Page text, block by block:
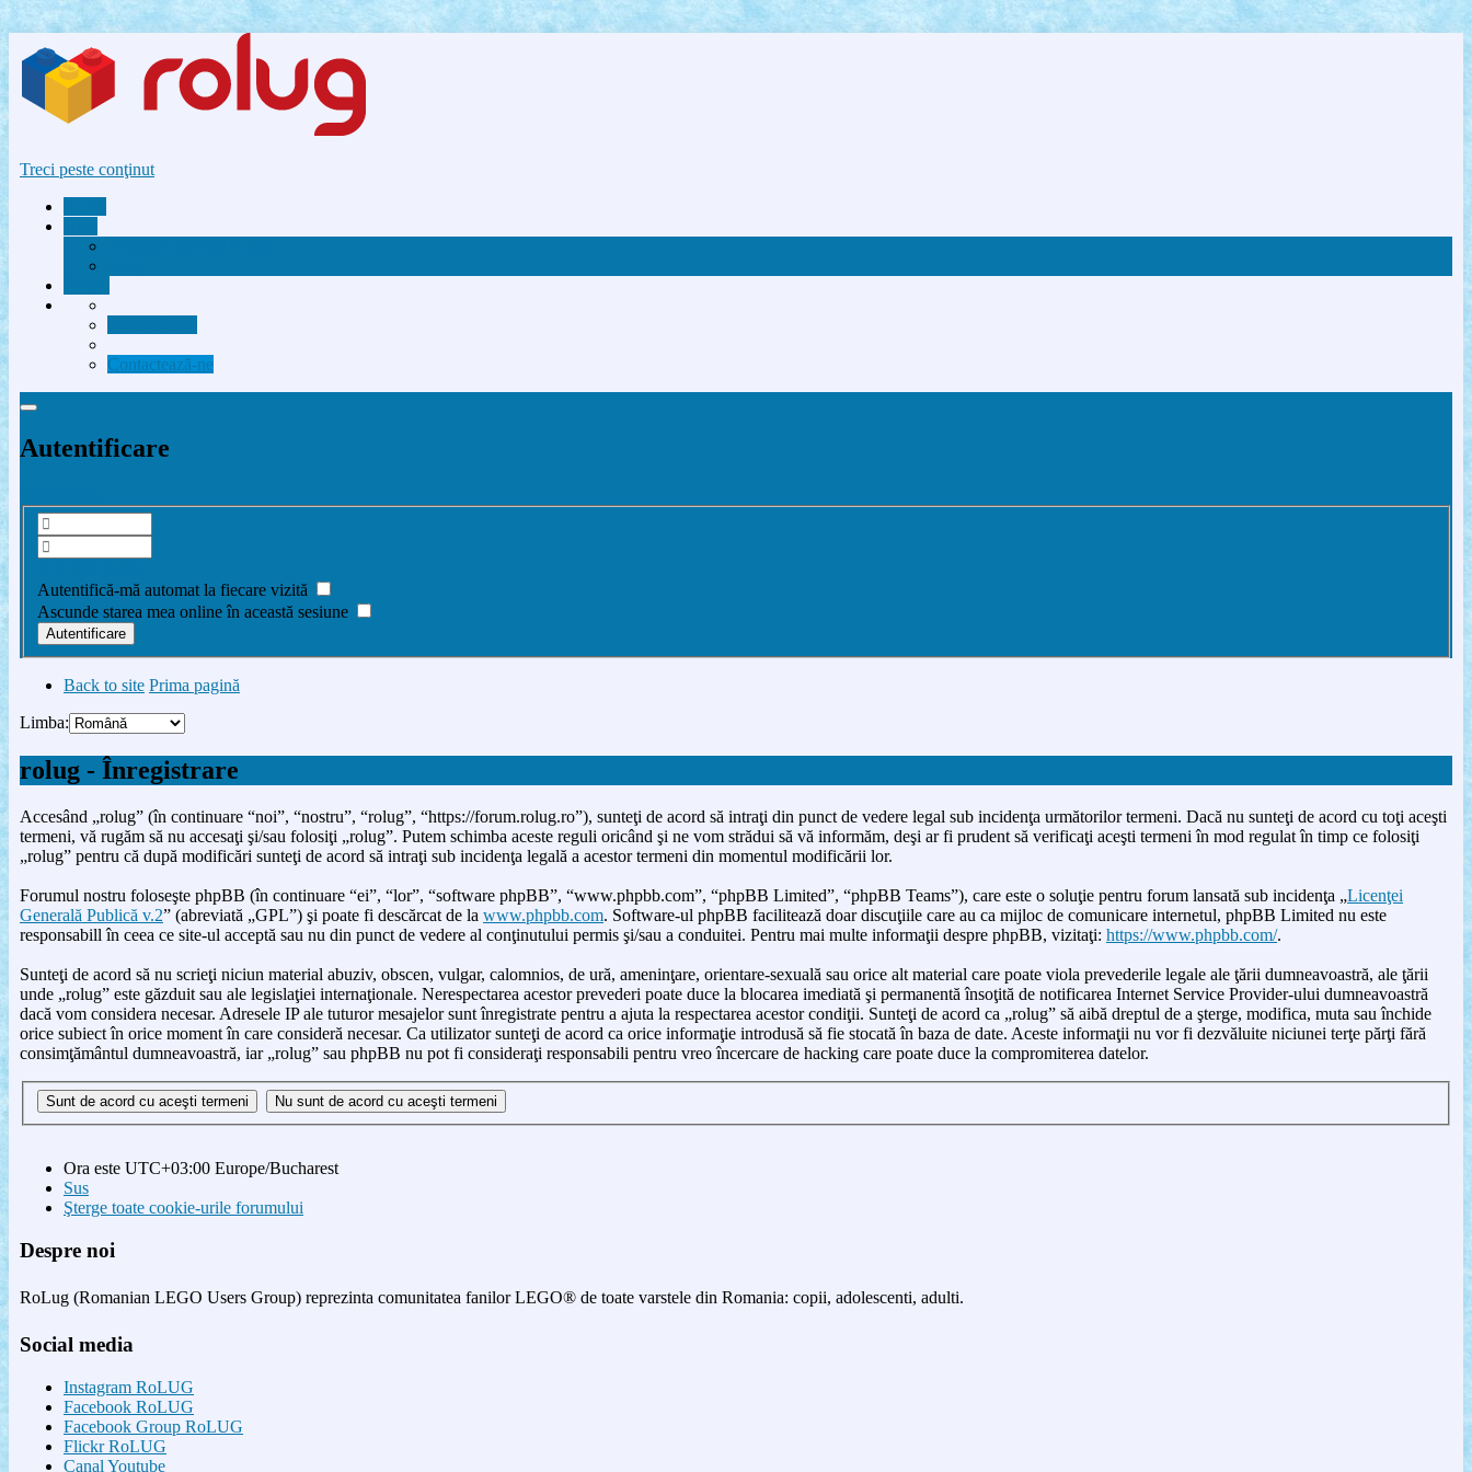
Treci peste conţinut
Contactează-ne
Autentificare
Autentifică-mă automat la fiecare vizită
Ascunde starea mea online în această sesiune
Back to site Prima pagină
Limba:
rolug - Înregistrare
Accesând „rolug” (în continuare “noi”, “nostru”, “rolug”, “https://forum.rolug.ro”), sunteţi de acord să intraţi din punct de vedere legal sub incidenţa următorilor termeni. Dacă nu sunteţi de acord cu toţi aceşti
termeni, vă rugăm să nu accesaţi şi/sau folosiţi „rolug”. Putem schimba aceste reguli oricând şi ne vom strădui să vă informăm, deşi ar fi prudent să verificaţi aceşti termeni în mod regulat în timp ce folosiţi
„rolug” pentru că după modificări sunteţi de acord să intraţi sub incidenţa legală a acestor termeni din momentul modificării lor.
Forumul nostru foloseşte phpBB (în continuare “ei”, “lor”, “software phpBB”, “www.phpbb.com”, “phpBB Limited”, “phpBB Teams”), care este o soluţie pentru forum lansată sub incidenţa „Licenţei
Generală Publică v.2” (abreviată „GPL”) şi poate fi descărcat de la www.phpbb.com. Software-ul phpBB facilitează doar discuţiile care au ca mijloc de comunicare internetul, phpBB Limited nu este
responsabill în ceea ce site-ul acceptă sau nu din punct de vedere al conţinutului permis şi/sau a conduitei. Pentru mai multe informaţii despre phpBB, vizitaţi: https://www.phpbb.com/.
Sunteţi de acord să nu scrieţi niciun material abuziv, obscen, vulgar, calomnios, de ură, ameninţare, orientare-sexuală sau orice alt material care poate viola prevederile legale ale ţării dumneavoastră, ale ţării
unde „rolug” este găzduit sau ale legislaţiei internaţionale. Nerespectarea acestor prevederi poate duce la blocarea imediată şi permanentă însoţită de notificarea Internet Service Provider-ului dumneavoastră
dacă vom considera necesar. Adresele IP ale tuturor mesajelor sunt înregistrate pentru a ajuta la respectarea acestor condiţii. Sunteţi de acord ca „rolug” să aibă dreptul de a şterge, modifica, muta sau închide
orice subiect în orice moment în care consideră necesar. Ca utilizator sunteţi de acord ca orice informaţie introdusă să fie stocată în baza de date. Aceste informaţii nu vor fi dezvăluite niciunei terţe părţi fără
consimţământul dumneavoastră, iar „rolug” sau phpBB nu pot fi consideraţi responsabili pentru vreo încercare de hacking care poate duce la compromiterea datelor.
Ora este UTC+03:00 Europe/Bucharest
Sus
Şterge toate cookie-urile forumului
Despre noi
RoLug (Romanian LEGO Users Group) reprezinta comunitatea fanilor LEGO® de toate varstele din Romania: copii, adolescenti, adulti.
Social media
Instagram RoLUG
Facebook RoLUG
Facebook Group RoLUG
Flickr RoLUG
Canal Youtube